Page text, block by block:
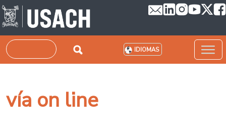
Pasar al contenido principal
Buscar IDIOMAS
vía on line